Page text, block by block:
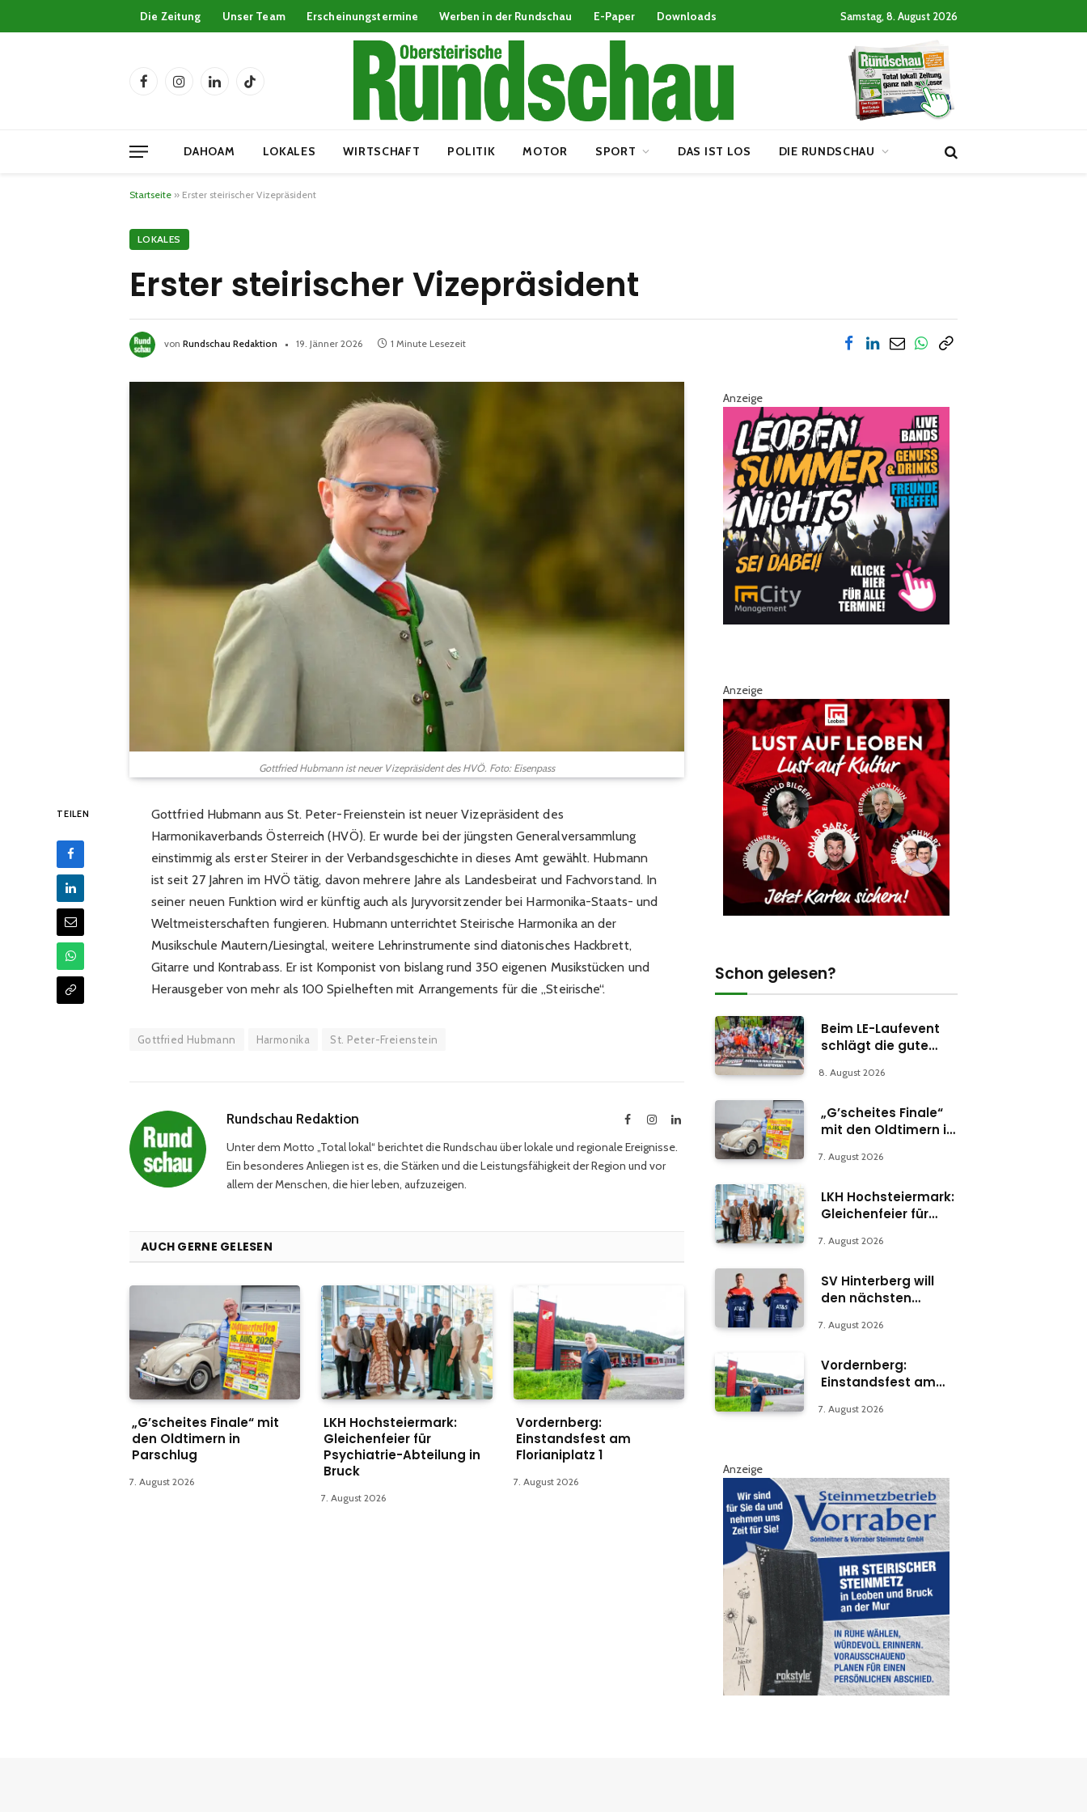
Die Zeitung Unser Team Erscheinungstermine Werben in der Rundschau E-Paper Downloads Samstag, 8. August 2026
FacebookInstagramLinkedInTikTok
DAHOAM LOKALES WIRTSCHAFT POLITIK MOTOR SPORT DAS IST LOS DIE RUNDSCHAU
Startseite » Erster steirischer Vizepräsident
LOKALES
Erster steirischer Vizepräsident
von Rundschau Redaktion 19. Jänner 2026 1 Minute Lesezeit
Gottfried Hubmann ist neuer Vizepräsident des HVÖ. Foto: Eisenpass
TEILEN
Gottfried Hubmann aus St. Peter-Freienstein ist neuer Vizepräsident des
Harmonikaverbands Österreich (HVÖ). Er wurde bei der jüngsten Generalversammlung
einstimmig als erster Steirer in der Verbandsgeschichte in dieses Amt gewählt. Hubmann
ist seit 27 Jahren im HVÖ tätig, davon mehrere Jahre als Landesbeirat und Fachvorstand. In
seiner neuen Funktion wird er künftig auch als Juryvorsitzender bei Harmonika-Staats- und
Weltmeisterschaften fungieren. Hubmann unterrichtet Steirische Harmonika an der
Musikschule Mautern/Liesingtal, weitere Lehrinstrumente sind diatonisches Hackbrett,
Gitarre und Kontrabass. Er ist Komponist von bislang rund 350 eigenen Musikstücken und
Herausgeber von mehr als 100 Spielheften mit Arrangements für die „Steirische“.
Gottfried Hubmann Harmonika St. Peter-Freienstein
Rundschau Redaktion FacebookInstagramLinkedIn
Unter dem Motto „Total lokal“ berichtet die Rundschau über lokale und regionale Ereignisse.
Ein besonderes Anliegen ist es, die Stärken und die Leistungsfähigkeit der Region und vor
allem der Menschen, die hier leben, aufzuzeigen.
AUCH GERNE GELESEN
„G’scheites Finale“ mit
den Oldtimern in
Parschlug
7. August 2026
LKH Hochsteiermark:
Gleichenfeier für
Psychiatrie-Abteilung in
Bruck
7. August 2026
Vordernberg:
Einstandsfest am
Florianiplatz 1
7. August 2026
Anzeige
Anzeige
Schon gelesen?
Beim LE-Laufevent
schlägt die gute
8. August 2026
„G’scheites Finale“
mit den Oldtimern in
7. August 2026
LKH Hochsteiermark:
Gleichenfeier für
Abteilung in Bruck
7. August 2026
SV Hinterberg will
den nächsten
7. August 2026
Vordernberg:
Einstandsfest am
7. August 2026
Anzeige